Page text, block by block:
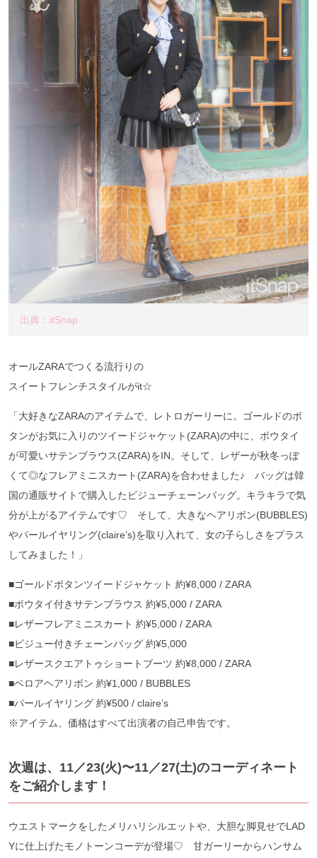
出典：itSnap
オールZARAでつくる流行りの
スイートフレンチスタイルがit☆
「大好きなZARAのアイテムで、レトロガーリーに。ゴールドのボ
タンがお気に入りのツイードジャケット(ZARA)の中に、ボウタイ
が可愛いサテンブラウス(ZARA)をIN。そして、レザーが秋冬っぽ
くて◎なフレアミニスカート(ZARA)を合わせました♪ バッグは韓
国の通販サイトで購入したビジューチェーンバッグ。キラキラで気
分が上がるアイテムです♡ そして、大きなヘアリボン(BUBBLES)
やパールイヤリング(claire’s)を取り入れて、女の子らしさをプラス
してみました！」
■ゴールドボタンツイードジャケット 約¥8,000 / ZARA
■ボウタイ付きサテンブラウス 約¥5,000 / ZARA
■レザーフレアミニスカート 約¥5,000 / ZARA
■ビジュー付きチェーンバッグ 約¥5,000
■レザースクエアトゥショートブーツ 約¥8,000 / ZARA
■ベロアヘアリボン 約¥1,000 / BUBBLES
■パールイヤリング 約¥500 / claire’s
※アイテム、価格はすべて出演者の自己申告です。
次週は、11／23(火)〜11／27(土)のコーディネート
をご紹介します！
ウエストマークをしたメリハリシルエットや、大胆な脚見せでLAD
Yに仕上げたモノトーンコーデが登場♡ 甘ガーリーからハンサム